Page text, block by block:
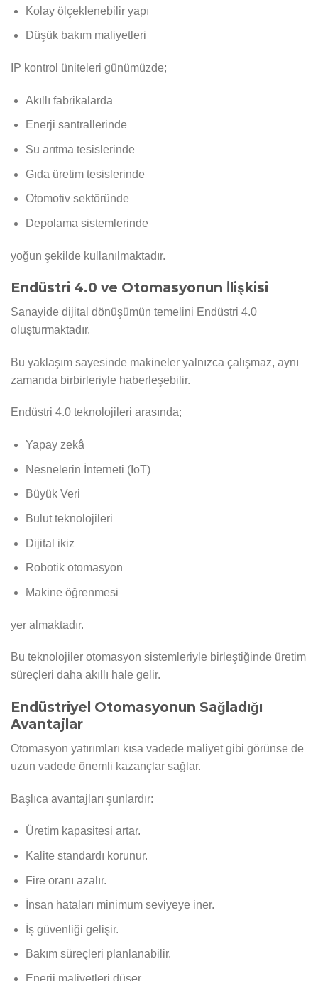
Kolay ölçeklenebilir yapı
Düşük bakım maliyetleri
IP kontrol üniteleri günümüzde;
Akıllı fabrikalarda
Enerji santrallerinde
Su arıtma tesislerinde
Gıda üretim tesislerinde
Otomotiv sektöründe
Depolama sistemlerinde
yoğun şekilde kullanılmaktadır.
Endüstri 4.0 ve Otomasyonun İlişkisi
Sanayide dijital dönüşümün temelini Endüstri 4.0
oluşturmaktadır.
Bu yaklaşım sayesinde makineler yalnızca çalışmaz, aynı
zamanda birbirleriyle haberleşebilir.
Endüstri 4.0 teknolojileri arasında;
Yapay zekâ
Nesnelerin İnterneti (IoT)
Büyük Veri
Bulut teknolojileri
Dijital ikiz
Robotik otomasyon
Makine öğrenmesi
yer almaktadır.
Bu teknolojiler otomasyon sistemleriyle birleştiğinde üretim
süreçleri daha akıllı hale gelir.
Endüstriyel Otomasyonun Sağladığı
Avantajlar
Otomasyon yatırımları kısa vadede maliyet gibi görünse de
uzun vadede önemli kazançlar sağlar.
Başlıca avantajları şunlardır:
Üretim kapasitesi artar.
Kalite standardı korunur.
Fire oranı azalır.
İnsan hataları minimum seviyeye iner.
İş güvenliği gelişir.
Bakım süreçleri planlanabilir.
Enerji maliyetleri düşer.